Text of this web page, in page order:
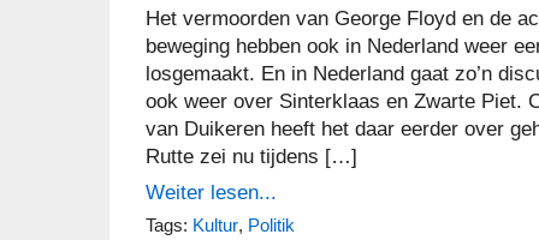
Het vermoorden van George Floyd en de
beweging hebben ook in Nederland weer
losgemaakt. En in Nederland gaat zo’n
ook weer over Sinterklaas en Zwarte Piet.
van Duikeren heeft het daar eerder over
Rutte zei nu tijdens […]
Weiter lesen...
Tags: Kultur, Politik